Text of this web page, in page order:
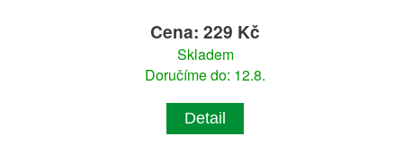
Cena: 229 Kč
Skladem
Doručíme do: 12.8.
Detail